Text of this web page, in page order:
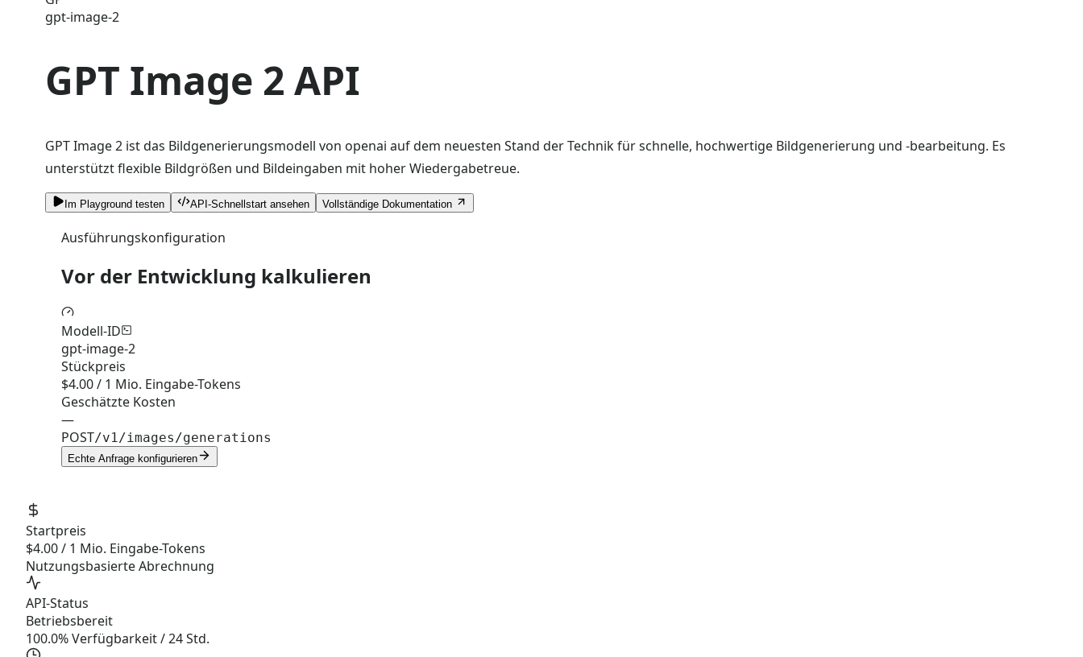
gpt-image-2
GPT Image 2 API
GPT Image 2 ist das Bildgenerierungsmodell von openai auf dem neuesten Stand der Technik für schnelle, hochwertige Bildgenerierung und -bearbeitung. Es
unterstützt flexible Bildgrößen und Bildeingaben mit hoher Wiedergabetreue.
Im Playground testen API-Schnellstart ansehen Vollständige Dokumentation
Ausführungskonfiguration
Vor der Entwicklung kalkulieren
Modell-ID
gpt-image-2
Stückpreis
$4.00 / 1 Mio. Eingabe-Tokens
Geschätzte Kosten
—
POST/v1/images/generations
Echte Anfrage konfigurieren
Startpreis
$4.00 / 1 Mio. Eingabe-Tokens
Nutzungsbasierte Abrechnung
API-Status
Betriebsbereit
100.0% Verfügbarkeit / 24 Std.